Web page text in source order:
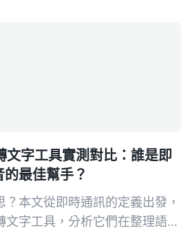
字工具實測對比：誰是即
最佳幫手？
本文從即時通訊的定義出發，
文字工具，分析它們在整理語音